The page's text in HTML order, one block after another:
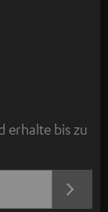
erhalte bis zu
JETZT